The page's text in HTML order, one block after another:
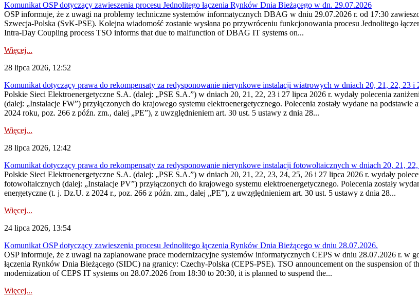
Komunikat OSP dotyczący zawieszenia procesu Jednolitego łączenia Rynków Dnia Bieżącego w dn. 29.07.2026
OSP informuje, że z uwagi na problemy techniczne systemów informatycznych DBAG w dniu 29.07.2026 r. od 17:30
Szwecja-Polska (SvK-PSE). Kolejna wiadomość zostanie wysłana po przywróceniu funkcjonowania procesu Jednolitego
Intra-Day Coupling process TSO informs that due to malfunction of DBAG IT systems on...
Więcej...
28 lipca 2026, 12:52
Komunikat dotyczący prawa do rekompensaty za redysponowanie nierynkowe instalacji wiatrowych w dniach 20, 21, 22, 23 i
Polskie Sieci Elektroenergetyczne S.A. (dalej: „PSE S.A.”) w dniach 20, 21, 22, 23 i 27 lipca 2026 r. wydały polecenia
(dalej: „Instalacje FW”) przyłączonych do krajowego systemu elektroenergetycznego. Polecenia zostały wydane na
2024 roku, poz. 266 z późn. zm., dalej „PE”), z uwzględnieniem art. 30 ust. 5 ustawy z dnia 28...
Więcej...
28 lipca 2026, 12:42
Komunikat dotyczący prawa do rekompensaty za redysponowanie nierynkowe instalacji fotowoltaicznych w dniach 20, 21,
Polskie Sieci Elektroenergetyczne S.A. (dalej: „PSE S.A.”) w dniach 20, 21, 22, 23, 24, 25, 26 i 27 lipca 2026 r. wydały
fotowoltaicznych (dalej: „Instalacje PV”) przyłączonych do krajowego systemu elektroenergetycznego. Polecenia zostały
energetyczne (t. j. Dz.U. z 2024 r., poz. 266 z późn. zm., dalej „PE”), z uwzględnieniem art. 30 ust. 5 ustawy z dnia 28...
Więcej...
24 lipca 2026, 13:54
Komunikat OSP dotyczący zawieszenia procesu Jednolitego łączenia Rynków Dnia Bieżącego w dniu 28.07.2026.
OSP informuje, że z uwagi na zaplanowane prace modernizacyjne systemów informatycznych CEPS w dniu 28.07.2026 r. w
łączenia Rynków Dnia Bieżącego (SIDC) na granicy: Czechy-Polska (CEPS-PSE). TSO announcement on the suspension
modernization of CEPS IT systems on 28.07.2026 from 18:30 to 20:30, it is planned to suspend the...
Więcej...